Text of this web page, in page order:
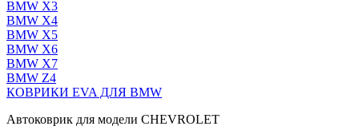
BMW X3
BMW X4
BMW X5
BMW X6
BMW X7
BMW Z4
КОВРИКИ EVA ДЛЯ BMW
Автоковрик для модели CHEVROLET